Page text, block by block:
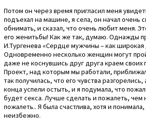
Потом он через время пригласил меня
подъехал на машине, я села, он начал очень
обнимать, и сказал, что очень любит меня.
его женитьбы! Как же так, думаю. Однажды
И.Тургенева «Сердце мужчины – как широкая
Одновременно несколько женщин могут
даже не коснувшись друг друга краем своих
Проект, над которым мы работали,
так получилась, что его чувства
конца успели остыть, и я подумала, что
будет секса. Лучше сделать и пожалеть, чем
пожалеть.. Я была счастлива, хотя и
неизбежно.